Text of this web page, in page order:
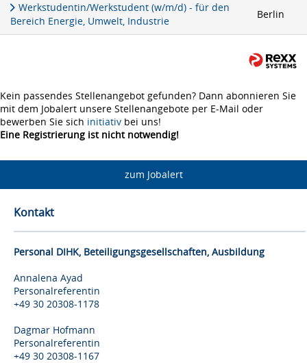
Werkstudentin/Werkstudent (w/m/d) - für den
Bereich Energie, Umwelt, Industrie
Berlin
Kein passendes Stellenangebot gefunden? Dann abonnieren Sie
mit dem Jobalert unsere Stellenangebote per E-Mail oder
bewerben Sie sich initiativ bei uns!
Eine Registrierung ist nicht notwendig!
zum Jobalert
Kontakt
Personal DIHK, Beteiligungsgesellschaften, Ausbildung
Annalena Ayad
Personalreferentin
+49 30 20308-1178
Dagmar Hofmann
Personalreferentin
+49 30 20308-1167